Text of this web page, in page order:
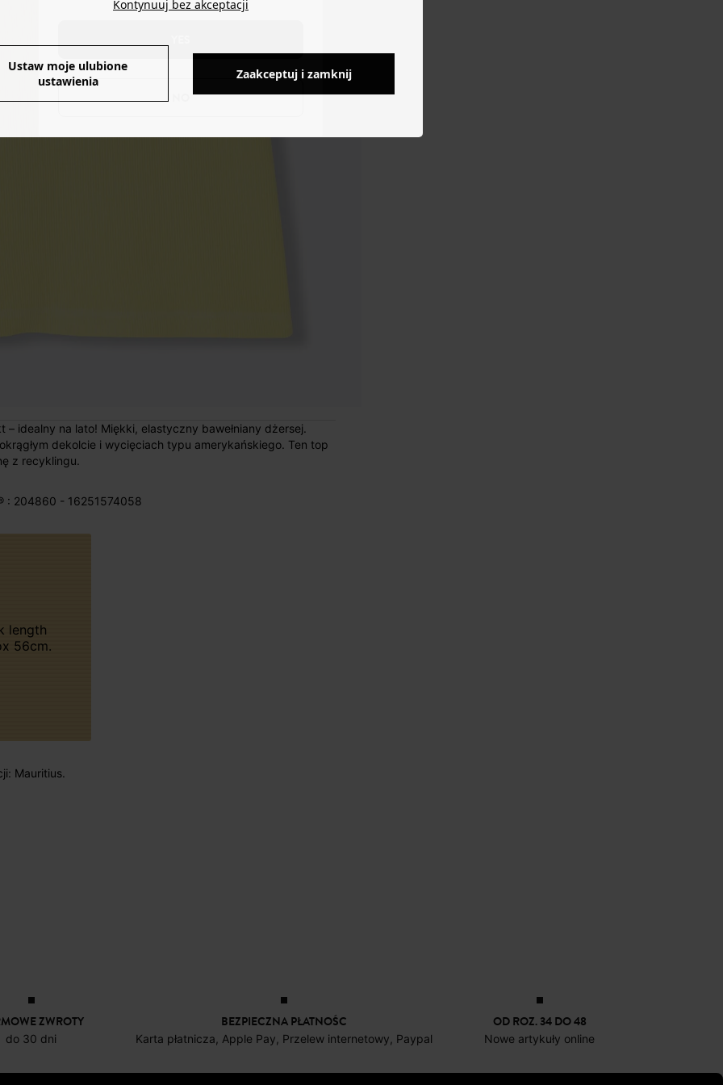
idealny na lato! Miękki, elastyczny bawełniany dżersej.
dekolcie i wycięciach typu amerykańskiego. Ten top
z recyklingu.
: 204860 - 16251574058
56cm.
Mauritius.
ZWROTY
do 30 dni
BEZPIECZNA PŁATNOŚC
Karta płatnicza, Apple Pay, Przelew internetowy, Paypal
OD ROZ. 34 DO 48
Nowe artykuły online
Kontynuuj bez akceptacji
Ustaw moje ulubione
ustawienia
Zaakceptuj i zamknij